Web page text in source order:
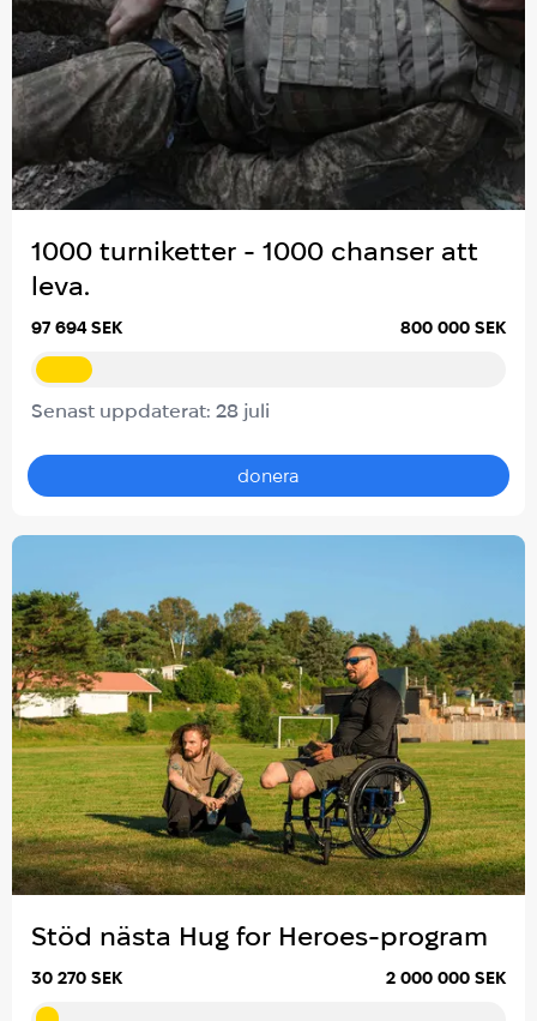
1000 turniketter - 1000 chanser att
leva.
97 694 SEK 800 000 SEK
Senast uppdaterat: 28 juli
donera
Stöd nästa Hug for Heroes-program
30 270 SEK 2 000 000 SEK